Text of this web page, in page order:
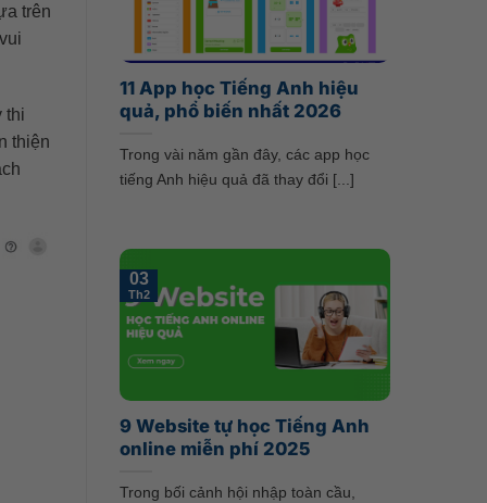
trên
thi
thiện
11 App học Tiếng Anh hiệu
quả, phổ biến nhất 2026
Trong vài năm gần đây, các app học
tiếng Anh hiệu quả đã thay đổi [...]
9 Website tự học Tiếng Anh
online miễn phí 2025
Trong bối cảnh hội nhập toàn cầu,
03
Th2